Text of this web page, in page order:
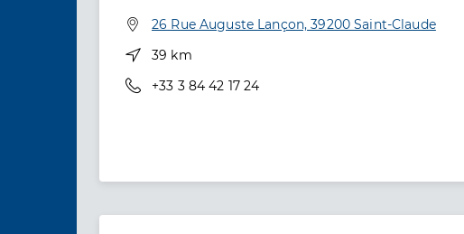
Adresse
26 Rue Auguste Lançon, 39200 Saint-Claude
Distance
39 km
Téléphone
+33 3 84 42 17 24